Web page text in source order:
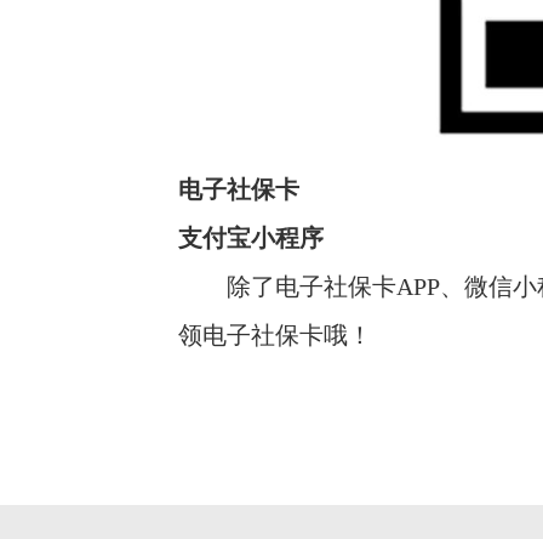
电子社保卡
支付宝小程序
除了电子社保卡APP、微信小
领电子社保卡哦！